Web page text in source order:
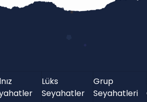
Lüks
Seyahatler
Grup
Seyahatleri